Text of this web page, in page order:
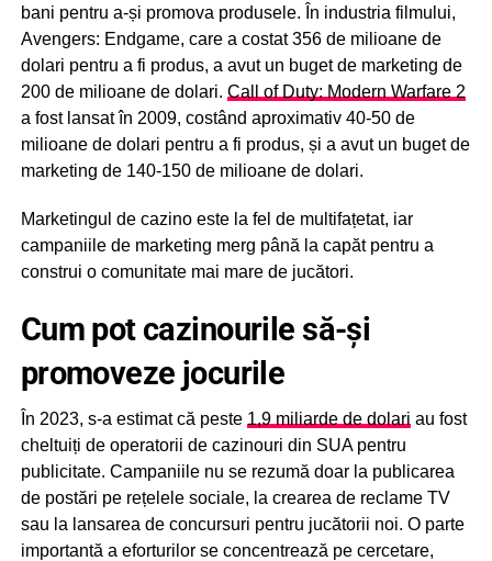
bani pentru a-și promova produsele. În industria filmului,
Avengers: Endgame, care a costat 356 de milioane de
dolari pentru a fi produs, a avut un buget de marketing de
200 de milioane de dolari. Call of Duty: Modern Warfare 2
a fost lansat în 2009, costând aproximativ 40-50 de
milioane de dolari pentru a fi produs, și a avut un buget de
marketing de 140-150 de milioane de dolari.
Marketingul de cazino este la fel de multifațetat, iar
campaniile de marketing merg până la capăt pentru a
construi o comunitate mai mare de jucători.
Cum pot cazinourile să-și
promoveze jocurile
În 2023, s-a estimat că peste 1,9 miliarde de dolari au fost
cheltuiți de operatorii de cazinouri din SUA pentru
publicitate. Campaniile nu se rezumă doar la publicarea
de postări pe rețelele sociale, la crearea de reclame TV
sau la lansarea de concursuri pentru jucătorii noi. O parte
importantă a eforturilor se concentrează pe cercetare,